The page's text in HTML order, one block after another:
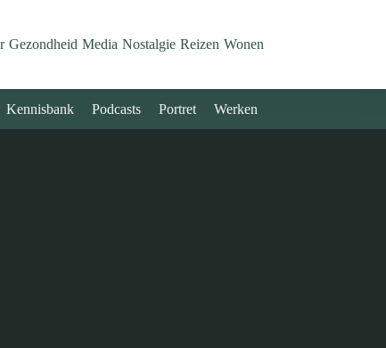
Gezondheid Media Nostalgie Reizen Wonen
Kennisbank Podcasts Portret Werken